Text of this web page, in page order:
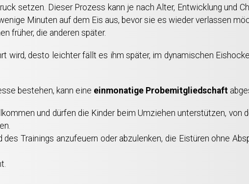
setzen. Dieser Prozess kann je nach Alter, Entwicklung und
Minuten auf dem Eis aus, bevor sie es wieder verlassen
früher, die anderen später.
wird, desto leichter fällt es ihm später, im dynamischen
bestehen, kann eine einmonatige Probemitgliedschaft
und dürfen die Kinder beim Umziehen unterstützen, von
des Trainings anzufeuern oder abzulenken, die Eistüren ohne